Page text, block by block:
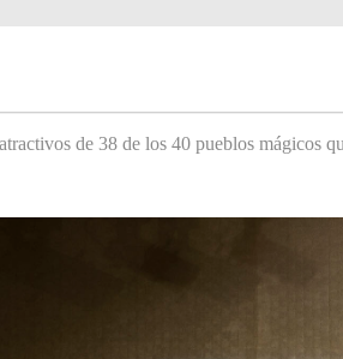
de 38 de los 40 pueblos mágicos